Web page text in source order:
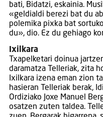
bati, Bidatzi, eskainia.
«geldialdi berezi bat du
polemika pixka bat
du», dio. Ez du gehiago
Ixilkara
Txapelketari doinua
daramatza Telleriak, zita
Ixilkara izena eman zion
hasieran Telleriak berak,
Ordiziako Joxe Manuel
osatzen zuten taldea.